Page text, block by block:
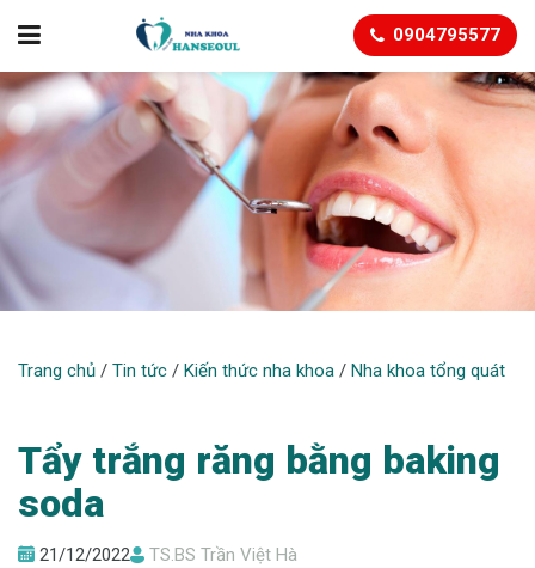
0904795577
Trang chủ / Tin tức / Kiến thức nha khoa / Nha khoa tổng quát
Tẩy trắng răng bằng baking
soda
21/12/2022 TS.BS Trần Việt Hà